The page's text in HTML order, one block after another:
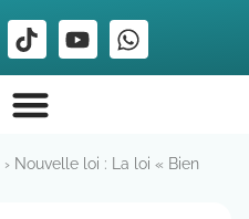
› Nouvelle loi : La loi « Bien